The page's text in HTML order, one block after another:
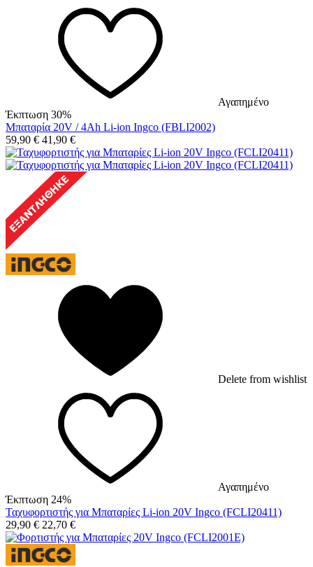
Αγαπημένο
Έκπτωση 30%
Μπαταρία 20V / 4Ah Li-ion Ingco (FBLI2002)
59,90 € 41,90 €
Delete from wishlist
Αγαπημένο
Έκπτωση 24%
Ταχυφορτιστής για Μπαταρίες Li-ion 20V Ingco (FCLI20411)
29,90 € 22,70 €